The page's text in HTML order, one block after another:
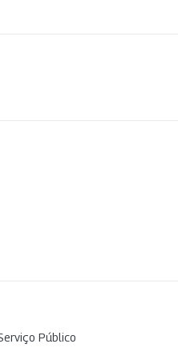
Público